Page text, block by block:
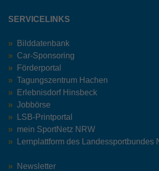
SERVICELINKS
Bilddatenbank
Car-Sponsoring
Förderportal
Tagungszentrum Hachen
Erlebnisdorf Hinsbeck
Jobbörse
LSB-Printportal
mein SportNetz NRW
Lernplattform des Landessportbundes
Newsletter